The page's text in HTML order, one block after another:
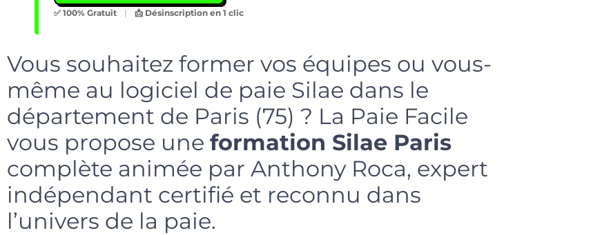
✅ 100% Gratuit | 📩 Désinscription en 1 clic
Vous souhaitez former vos équipes ou vous-
même au logiciel de paie Silae dans le
département de Paris (75) ? La Paie Facile
vous propose une formation Silae Paris
complète animée par Anthony Roca, expert
indépendant certifié et reconnu dans
l’univers de la paie.